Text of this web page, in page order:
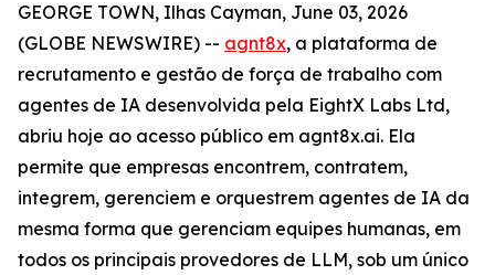
GEORGE TOWN, Ilhas Cayman, June 03, 2026
(GLOBE NEWSWIRE) -- agnt8x, a plataforma de
recrutamento e gestão de força de trabalho com
agentes de IA desenvolvida pela EightX Labs Ltd,
abriu hoje ao acesso público em agnt8x.ai. Ela
permite que empresas encontrem, contratem,
integrem, gerenciem e orquestrem agentes de IA da
mesma forma que gerenciam equipes humanas, em
todos os principais provedores de LLM, sob um único